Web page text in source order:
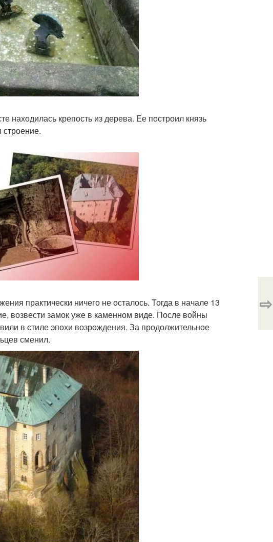
находилась крепость из дерева. Ее построил князь
строение.
практически ничего не осталось. Тогда в начале 13
возвести замок уже в каменном виде. После войны
в стиле эпохи возрождения. За продолжительное
сменил.
⇨